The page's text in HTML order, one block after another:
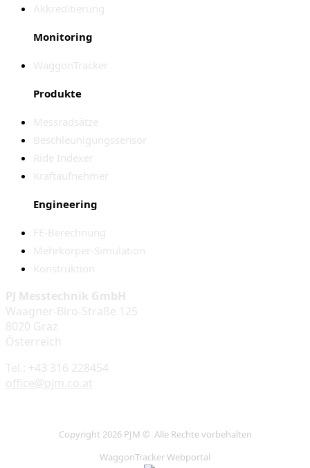
Akkreditierung
Monitoring
WaggonTracker
Produkte
Messradsätze
Beschleunigungssensor
Ride Indexer
Kraftaufnehmer
Engineering
FE-Berechnung
Mehrkörper-Simulation
Konstruktion
PJ Messtechnik GmbH
Waagner-Biro-Straße 125
8020 Graz
Österreich
Tel.: +43 316 228454
office@pjm.co.at
Copyright 2026 PJM © Alle Rechte vorbehalten
WaggonTracker Webportal